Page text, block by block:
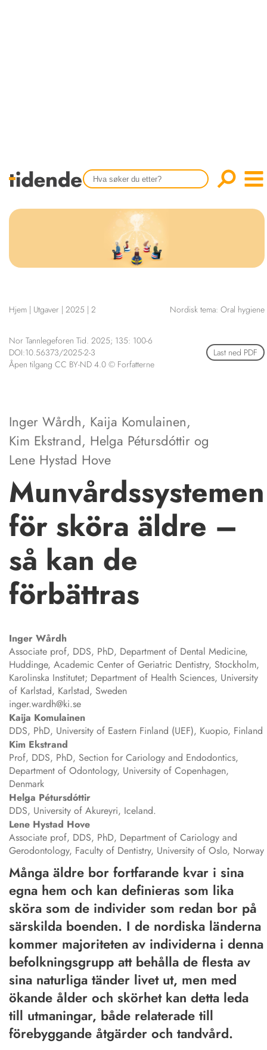
Årsindekser
KURSKALENDER
STILLINGER
KJØP & SALG
ANNONSERING
KONTAKT
OM OSS
CONTENT IN ENGLISH
Publication and media plan
The editorial board
About us
Hjem | Utgaver | 2025 | 2 Nordisk tema: Oral hygiene
Nor Tannlegeforen Tid. 2025; 135: 100-6
DOI:10.56373/2025-2-3
Åpen tilgang CC BY-ND 4.0 © Forfatterne
Last ned PDF
Inger Wårdh, Kaija Komulainen,
Kim Ekstrand, Helga Pétursdóttir og
Lene Hystad Hove
Munvårdssystemen
för sköra äldre –
så kan de
förbättras
Inger Wårdh
Associate prof, DDS, PhD, Department of Dental Medicine,
Huddinge, Academic Center of Geriatric Dentistry, Stockholm,
Karolinska Institutet; Department of Health Sciences, University
of Karlstad, Karlstad, Sweden
inger.wardh@ki.se
Kaija Komulainen
DDS, PhD, University of Eastern Finland (UEF), Kuopio, Finland
Kim Ekstrand
Prof, DDS, PhD, Section for Cariology and Endodontics,
Department of Odontology, University of Copenhagen,
Denmark
Helga Pétursdóttir
DDS, University of Akureyri, Iceland.
Lene Hystad Hove
Associate prof, DDS, PhD, Department of Cariology and
Gerodontology, Faculty of Dentistry, University of Oslo, Norway
Många äldre bor fortfarande kvar i sina
egna hem och kan definieras som lika
sköra som de individer som redan bor på
särskilda boenden. I de nordiska länderna
kommer majoriteten av individerna i denna
befolkningsgrupp att behålla de flesta av
sina naturliga tänder livet ut, men med
ökande ålder och skörhet kan detta leda
till utmaningar, både relaterade till
förebyggande åtgärder och tandvård.